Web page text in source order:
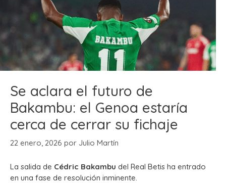
Se aclara el futuro de
Bakambu: el Genoa estaría
cerca de cerrar su fichaje
22 enero, 2026 por Julio Martín
La salida de Cédric Bakambu del Real Betis ha entrado
en una fase de resolución inminente.